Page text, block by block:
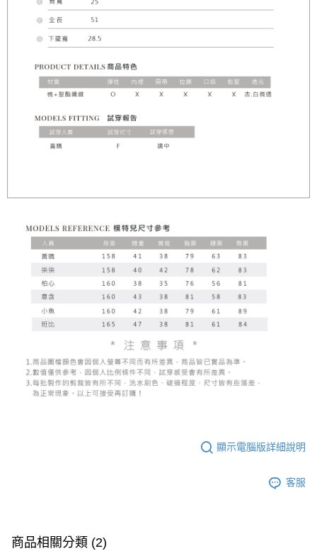
顯示電腦版詳細說明
客服
商品相關分類 (2)